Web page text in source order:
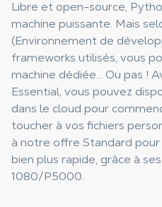
Libre et open-source,
machine puissante. Mais
(Environnement de
frameworks utilisés, vous
machine dédiée... Ou pas !
Essential, vous pouvez
dans le cloud pour
toucher à vos fichiers
à notre offre Standard
bien plus rapide, grâce à
1080/P5000.